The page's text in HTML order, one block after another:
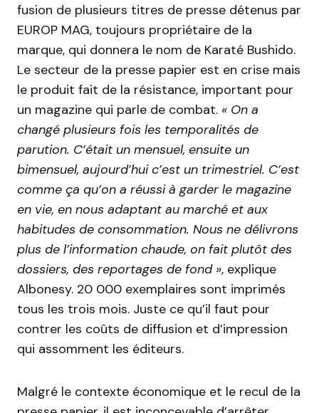
fusion de plusieurs titres de presse détenus par
EUROP MAG, toujours propriétaire de la
marque, qui donnera le nom de Karaté Bushido.
Le secteur de la presse papier est en crise mais
le produit fait de la résistance, important pour
un magazine qui parle de combat. « On a
changé plusieurs fois les temporalités de
parution. C’était un mensuel, ensuite un
bimensuel, aujourd’hui c’est un trimestriel. C’est
comme ça qu’on a réussi à garder le magazine
en vie, en nous adaptant au marché et aux
habitudes de consommation. Nous ne délivrons
plus de l’information chaude, on fait plutôt des
dossiers, des reportages de fond », explique
Albonesy. 20 000 exemplaires sont imprimés
tous les trois mois. Juste ce qu’il faut pour
contrer les coûts de diffusion et d’impression
qui assomment les éditeurs.
Malgré le contexte économique et le recul de la